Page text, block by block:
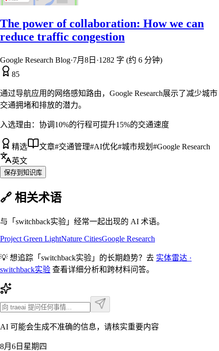
The power of collaboration: How we can
reduce traffic congestion
Google Research Blog·7月8日 ·1282 字 (约 6 分钟)
85
通过导航应用的网络感知路由，Google Research展示了减少城市
交通拥堵和排放的潜力。
入选理由： 协调10%的行程可提升15%的交通速度
精选 文章#交通管理#AI优化#城市规划 #Google Research
英文
保存到知识库
🔗 相关术语
与「 switchback实验 」经常一起出现的 AI 术语。
Project Green LightNature CitiesGoogle Research
💡 想追踪「 switchback实验 」的长期趋势？去 实体雷达 ·
switchback实验 查看详细分析和跨材料问答。
AI 可能会生成不准确的信息，请核实重要内容
8月6日星期四